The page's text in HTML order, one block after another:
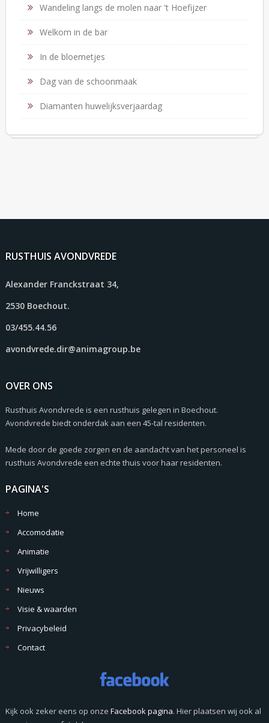
Wandeling langs de molen naar 't Hoefijzer
Welkom in de bar
In de bloemetjes
Dag van de schoonmaak
Diamanten huwelijksverjaardag
RUSTHUIS AVONDVREDE
Alexander Franckstraat 34,
2530 Boechout.
03/455.44.56
avondvrede.dir@animagroup.be
OVER ONS
Rusthuis Avondvrede is een rusthuis gelegen in Boechout.
Avondvrede biedt onderdak aan een 45-tal residenten.
Mede door de goede zorgen en de aandacht van het personeel is
rusthuis Avondvrede een echte thuis voor haar residenten.
PAGINA'S
Home
Accomodatie
Animatie
Vrijwilligers
Nieuws
Visie & waarden
Privacybeleid
Contact
Kijk ook zeker eens op onze Facebook pagina. Hier plaatsen wij ook al